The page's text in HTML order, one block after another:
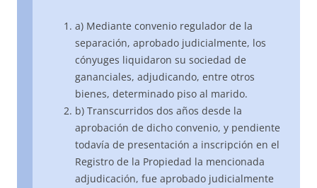
a) Mediante convenio regulador de la
separación, aprobado judicialmente, los
cónyuges liquidaron su sociedad de
gananciales, adjudicando, entre otros
bienes, determinado piso al marido.
b) Transcurridos dos años desde la
aprobación de dicho convenio, y pendiente
todavía de presentación a inscripción en el
Registro de la Propiedad la mencionada
adjudicación, fue aprobado judicialmente